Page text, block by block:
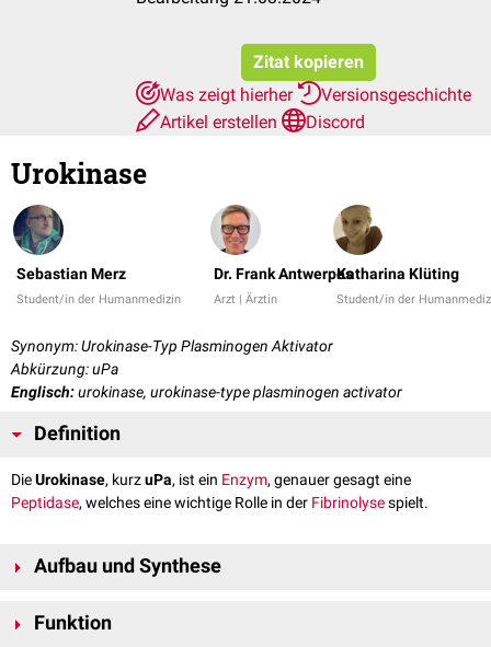
Zitat kopieren
Was zeigt hierher
Versionsgeschichte
Artikel erstellen
Discord
Urokinase
Sebastian Merz
Student/in der Humanmedizin
Dr. Frank Antwerpes
Arzt | Ärztin
Katharina Klüting
Student/in der
Synonym: Urokinase-Typ Plasminogen Aktivator
Abkürzung: uPa
Englisch:urokinase, urokinase-type plasminogen activator
Definition
DieUrokinase, kurzuPa, ist ein Enzym, genauer gesagt eine
Peptidase, welches eine wichtige Rolle in der Fibrinolysespielt.
Aufbau und Synthese
Polypeptidketten
Funktion